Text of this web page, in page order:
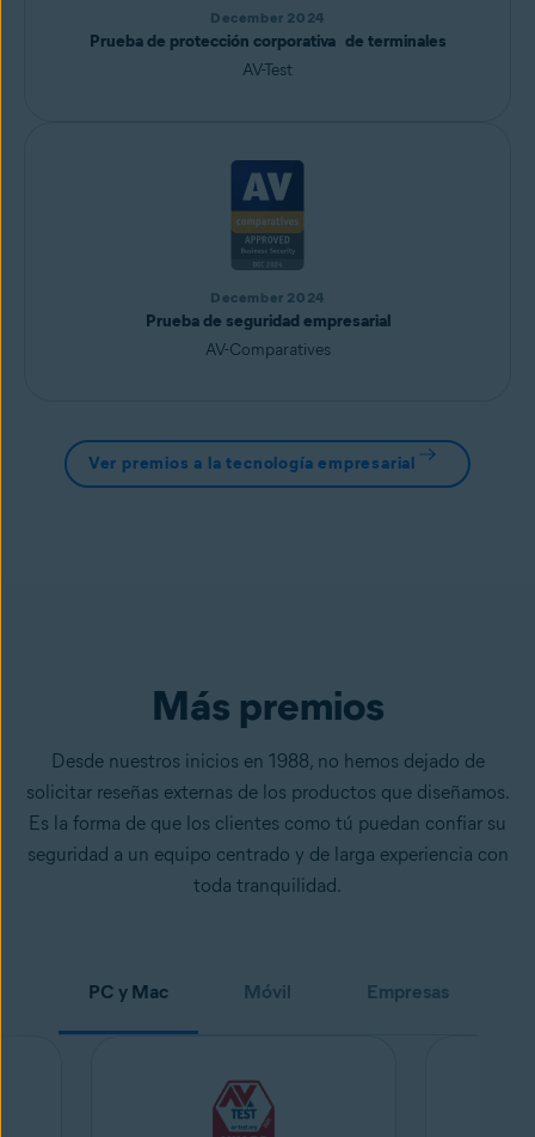
December 2024
Prueba de protección corporativa de terminales
AV-Test
December 2024
Prueba de seguridad empresarial
AV-Comparatives
Ver premios a la tecnología empresarial
Más premios
Desde nuestros inicios en 1988, no hemos dejado de
solicitar reseñas externas de los productos que diseñamos.
Es la forma de que los clientes como tú puedan confiar su
seguridad a un equipo centrado y de larga experiencia con
toda tranquilidad.
PC y Mac Móvil Empresas